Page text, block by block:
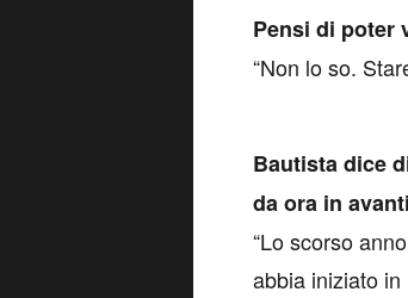
Pensi di poter
“Non lo so.
Bautista dice
da ora in
“Lo scorso
abbia iniziato